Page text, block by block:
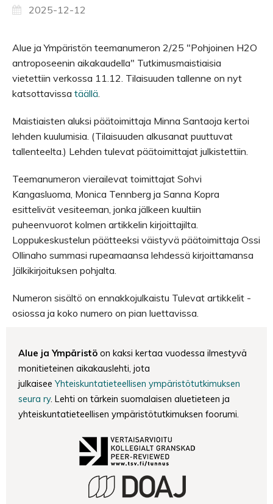
2025-12-12
Alue ja Ympäristön teemanumeron 2/25 "Pohjoinen H2O
antroposeenin aikakaudella" Tutkimusmaistiaisia
vietettiin verkossa 11.12. Tilaisuuden tallenne on nyt
katsottavissa täällä.
Maistiaisten aluksi päätoimittaja Minna Santaoja kertoi
lehden kuulumisia. (Tilaisuuden alkusanat puuttuvat
tallenteelta.) Lehden tulevat päätoimittajat julkistettiin.
Teemanumeron vierailevat toimittajat Sohvi
Kangasluoma, Monica Tennberg ja Sanna Kopra
esittelivät vesiteeman, jonka jälkeen kuultiin
puheenvuorot kolmen artikkelin kirjoittajilta.
Loppukeskustelun päätteeksi väistyvä päätoimittaja Ossi
Ollinaho summasi rupeamaansa lehdessä kirjoittamansa
Jälkikirjoituksen pohjalta.
Numeron sisältö on ennakkojulkaistu Tulevat artikkelit -
osiossa ja koko numero on pian luettavissa.
Alue ja Ympäristö on kaksi kertaa vuodessa ilmestyvä
monitieteinen aikakauslehti, jota
julkaisee Yhteiskuntatieteellisen ympäristötutkimuksen
seura ry. Lehti on tärkein suomalaisen aluetieteen ja
yhteiskuntatieteellisen ympäristötutkimuksen foorumi.